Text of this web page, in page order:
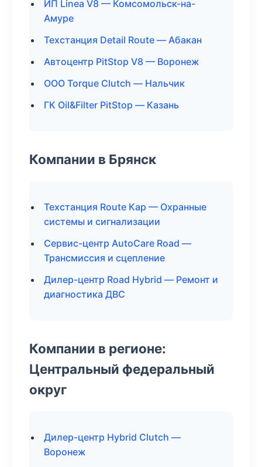
ИП Linea V8 — Комсомольск-на-
Амуре
Техстанция Detail Route — Абакан
Автоцентр PitStop V8 — Воронеж
ООО Torque Clutch — Нальчик
ГК Oil&Filter PitStop — Казань
Компании в Брянск
Техстанция Route Кар — Охранные
системы и сигнализации
Сервис-центр AutoCare Road —
Трансмиссия и сцепление
Дилер-центр Road Hybrid — Ремонт и
диагностика ДВС
Компании в регионе:
Центральный федеральный
округ
Дилер-центр Hybrid Clutch —
Воронеж